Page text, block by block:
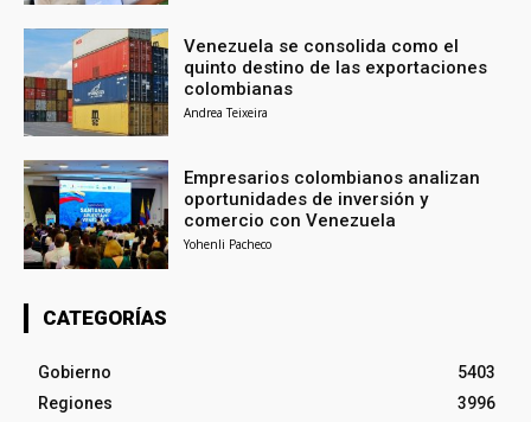
Venezuela se consolida como el
quinto destino de las exportaciones
colombianas
Andrea Teixeira
Empresarios colombianos analizan
oportunidades de inversión y
comercio con Venezuela
Yohenli Pacheco
CATEGORÍAS
Gobierno
5403
Regiones
3996